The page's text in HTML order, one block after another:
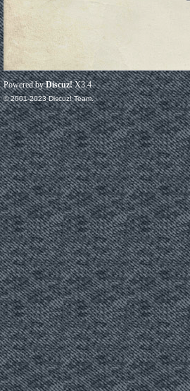
Powered byDiscuz! X3.4
© 2001-2023Discuz! Team.